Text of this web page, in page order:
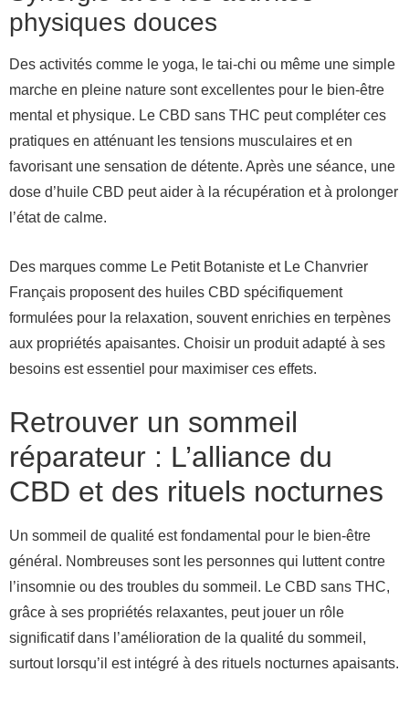
physiques douces
Des activités comme le yoga, le tai-chi ou même une simple
marche en pleine nature sont excellentes pour le bien-être
mental et physique. Le CBD sans THC peut compléter ces
pratiques en atténuant les tensions musculaires et en
favorisant une sensation de détente. Après une séance, une
dose d’huile CBD peut aider à la récupération et à prolonger
l’état de calme.
Des marques comme Le Petit Botaniste et Le Chanvrier
Français proposent des huiles CBD spécifiquement
formulées pour la relaxation, souvent enrichies en terpènes
aux propriétés apaisantes. Choisir un produit adapté à ses
besoins est essentiel pour maximiser ces effets.
Retrouver un sommeil
réparateur : L’alliance du
CBD et des rituels nocturnes
Un sommeil de qualité est fondamental pour le bien-être
général. Nombreuses sont les personnes qui luttent contre
l’insomnie ou des troubles du sommeil. Le CBD sans THC,
grâce à ses propriétés relaxantes, peut jouer un rôle
significatif dans l’amélioration de la qualité du sommeil,
surtout lorsqu’il est intégré à des rituels nocturnes apaisants.